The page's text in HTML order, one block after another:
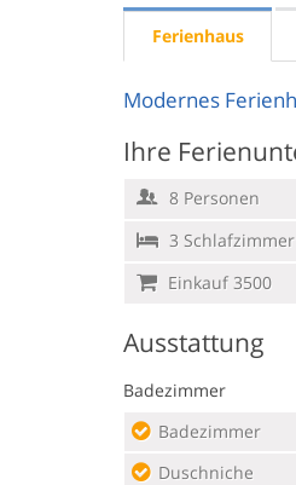
Ferienhaus
Modernes
Ihre
8 Personen
3 Schlafzimmer
Einkauf 3500
Ausstattung
Badezimmer
Badezimmer
Duschniche